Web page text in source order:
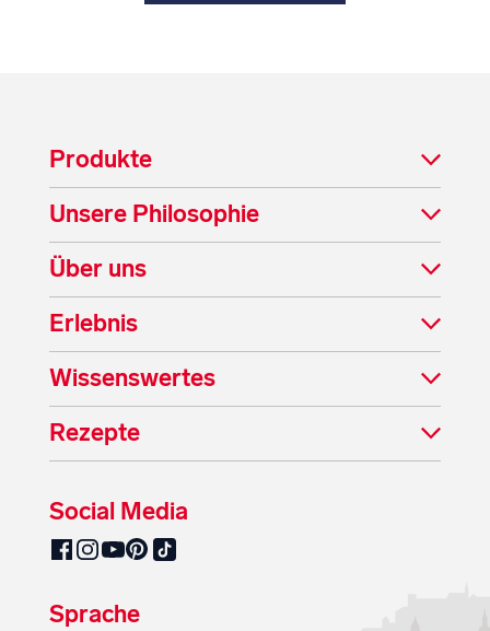
Produkte
Unsere Philosophie
Über uns
Erlebnis
Wissenswertes
Rezepte
Social Media
SalzburgMilch auf Facebook
SalzburgMilch auf Instagram
SalzburgMilch auf YouTube
SalzburgMilch auf Pinterest
SalzburgMilch auf TikTok
Sprache